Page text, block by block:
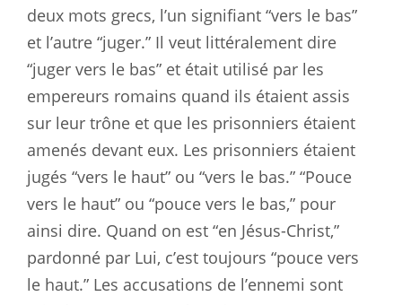
deux mots grecs, l’un signifiant “vers le bas”
et l’autre “juger.” Il veut littéralement dire
“juger vers le bas” et était utilisé par les
empereurs romains quand ils étaient assis
sur leur trône et que les prisonniers étaient
amenés devant eux. Les prisonniers étaient
jugés “vers le haut” ou “vers le bas.” “Pouce
vers le haut” ou “pouce vers le bas,” pour
ainsi dire. Quand on est “en Jésus-Christ,”
pardonné par Lui, c’est toujours “pouce vers
le haut.” Les accusations de l’ennemi sont